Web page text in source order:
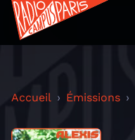
Accueil Émissions